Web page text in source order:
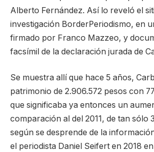
Alberto Fernández. Así lo reveló el
investigación BorderPeriodismo, en
firmado por Franco Mazzeo, y
facsímil de la declaración jurada de
Se muestra allí que hace 5 años,
patrimonio de 2.906.572 pesos con
que significaba ya entonces un
comparación al del 2011, de tan sólo
según se desprende de la
el periodista Daniel Seifert en 2018 en